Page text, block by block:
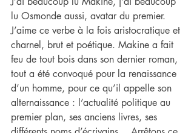
lu Osmonde aussi, avatar du premier.
J’aime ce verbe à la fois aristocratique et
charnel, brut et poétique. Makine a fait
feu de tout bois dans son dernier roman,
tout a été convoqué pour la renaissance
d’un homme, pour ce qu’il appelle son
alternaissance : l’actualité politique au
premier plan, ses anciens livres, ses